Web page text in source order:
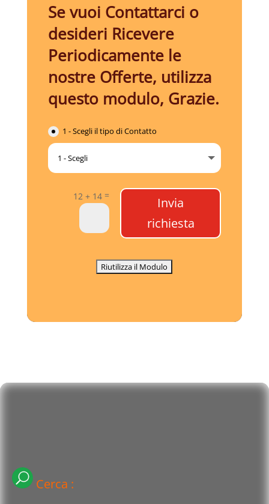
Se vuoi Contattarci o
desideri Ricevere
Periodicamente le
nostre Offerte, utilizza
questo modulo, Grazie.
1 - Scegli il tipo di Contatto
12 + 14=
Invia
richiesta
Cerca :